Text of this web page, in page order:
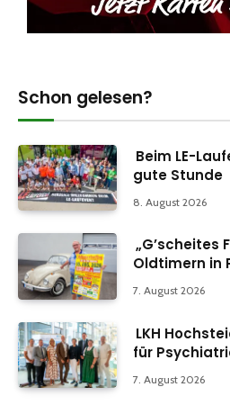
Schon gelesen?
Beim LE-
gute Stunde
8. August 2026
„G’scheites
Oldtimern in
7. August 2026
LKH
für
7. August 2026